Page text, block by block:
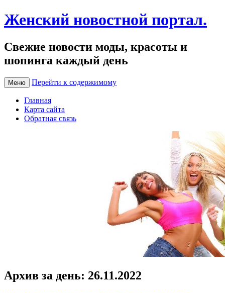
Женский новостной портал.
Свежие новости моды, красоты и
шопинга каждый день
Меню Перейти к содержимому
Главная
Карта сайта
Обратная связь
Архив за день: 26.11.2022